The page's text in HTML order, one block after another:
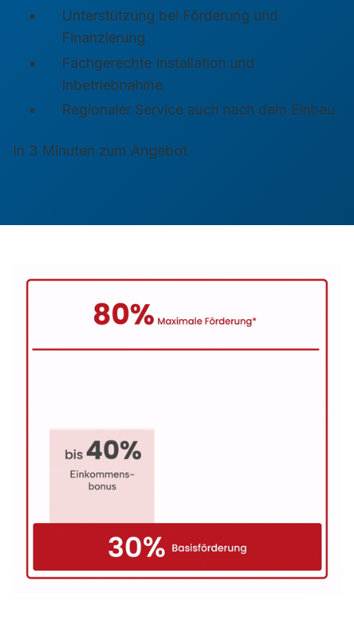
Unterstützung bei Förderung und
Finanzierung
Fachgerechte Installation und
Inbetriebnahme
Regionaler Service auch nach dem Einbau
In 3 Minuten zum Angebot